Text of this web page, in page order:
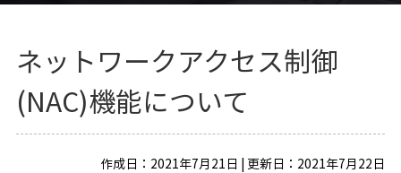
ネットワークアクセス制御
(NAC)機能について
作成日：2021年7月21日 | 更新日：2021年7月22日